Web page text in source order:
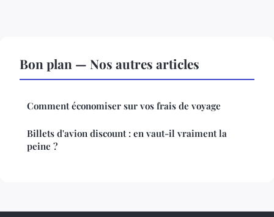
Bon plan — Nos autres articles
Comment économiser sur vos frais de voyage
Billets d'avion discount : en vaut-il vraiment la
peine ?